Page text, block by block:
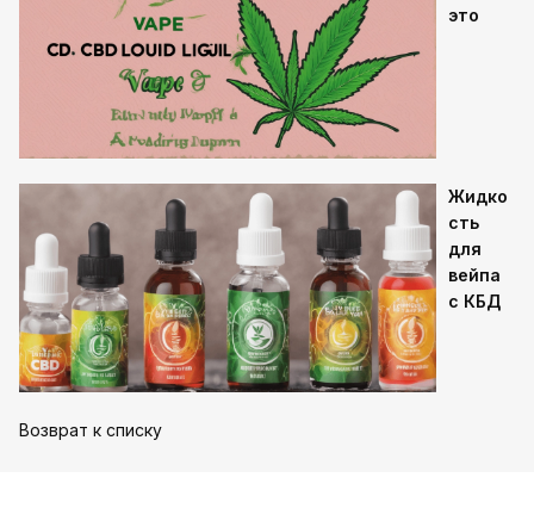
это
Жидко
сть
для
вейпа
с КБД
Возврат к списку